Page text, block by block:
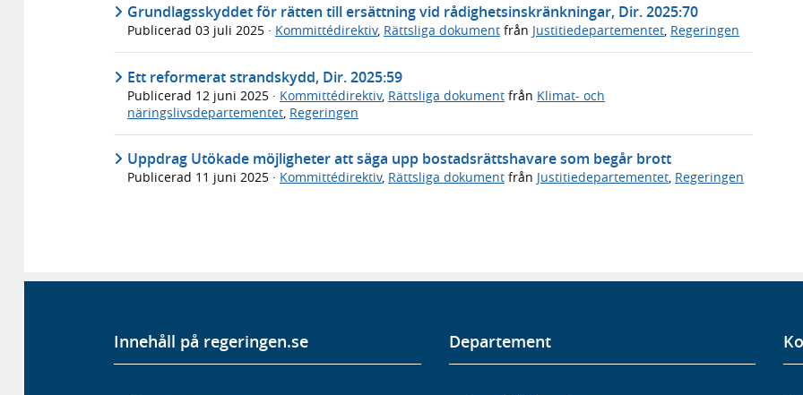
Grundlagsskyddet för rätten till ersättning vid rådighetsinskränkningar, Dir. 2025:70
Publicerad 03 juli 2025 · Kommittédirektiv, Rättsliga dokument från Justitiedepartementet, Regeringen
Ett reformerat strandskydd, Dir. 2025:59
Publicerad 12 juni 2025 · Kommittédirektiv, Rättsliga dokument från Klimat- och
näringslivsdepartementet Regeringen
Uppdrag Utökade möjligheter att säga upp bostadsrättshavare som begår brott
Publicerad 11 juni 2025 · Kommittédirektiv, Rättsliga dokument från Justitiedepartementet, Regeringen
Innehåll på regeringen.se Departement